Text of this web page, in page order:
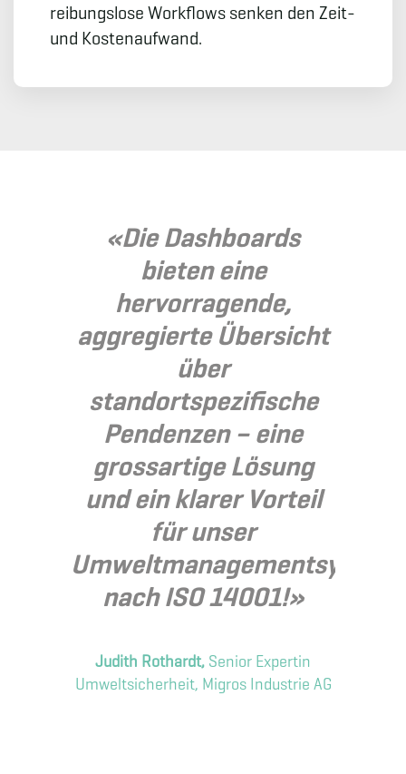
reibungslose Workflows senken den Zeit-
und Kostenaufwand.
«Die Dashboards
bieten eine
hervorragende,
aggregierte Übersicht
über
standortspezifische
Pendenzen – eine
grossartige Lösung
und ein klarer Vorteil
für unser
Umweltmanagementsystem
nach ISO 14001!»
Judith Rothardt, Senior Expertin
Umweltsicherheit, Migros Industrie AG